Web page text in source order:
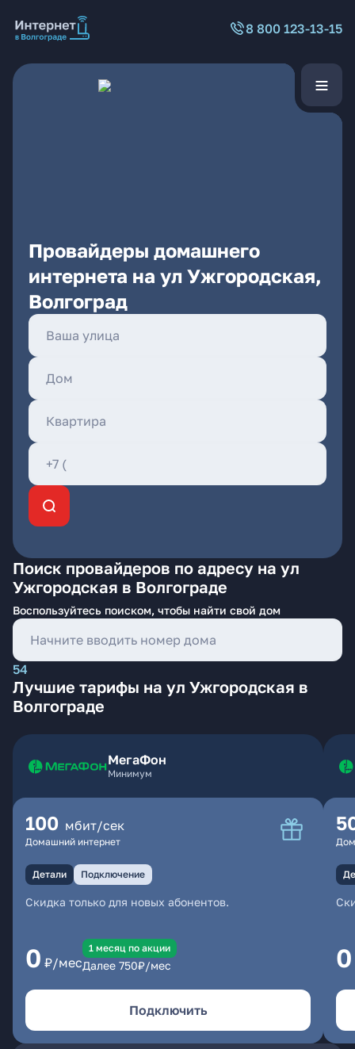
8 800 123-13-15
Провайдеры домашнего
интернета на ул Ужгородская,
Волгоград
Поиск провайдеров по адресу на ул
Ужгородская в Волгограде
Воспользуйтесь поиском, чтобы найти свой дом
54
Лучшие тарифы на ул Ужгородская в
Волгограде
МегаФон
Минимум
100 мбит/сек
Домашний интернет
Детали Подключение
Скидка только для новых абонентов.
0 ₽/мес
1 месяц по акции
Далее 750₽/мес
Подключить
0